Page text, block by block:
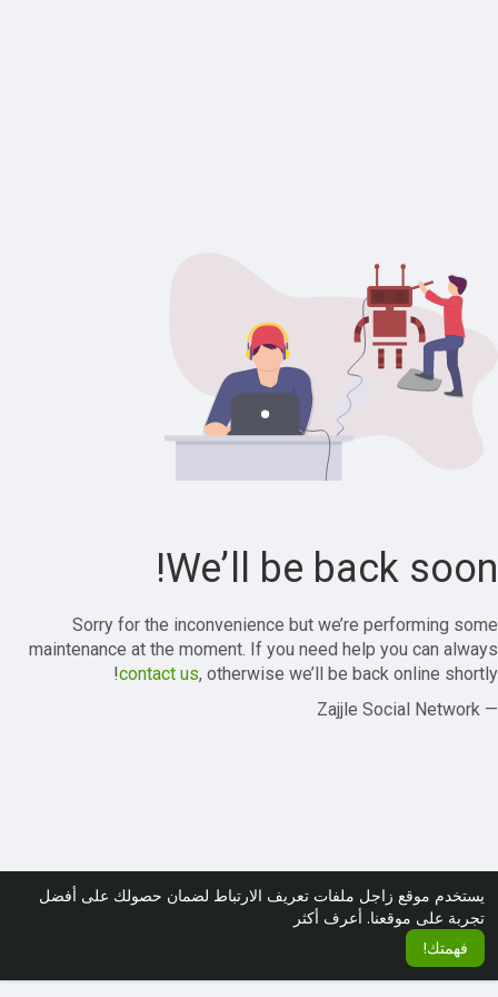
يستخدم موقع زاجل ملفات تعريف الارتباط لضمان حصولك على أفضل
تجربة على موقعنا. أعرف أكثر
فهمتك!
We’ll be back soon!
Sorry for the inconvenience but we’re performing some
maintenance at the moment. If you need help you can always
contact us, otherwise we’ll be back online shortly!
— Zajjle Social Network